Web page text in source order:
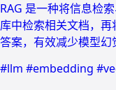
RAG 是一种将信息检
库中检索相关文档，
答案，有效减少模型幻
#llm #embedding